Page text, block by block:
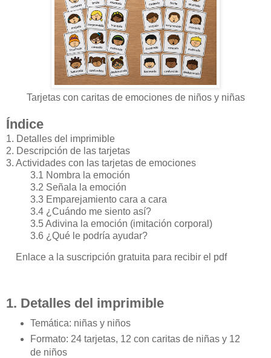
Tarjetas con caritas de emociones de niños y niñas
Índice
1. Detalles del imprimible
2. Descripción de las tarjetas
3. Actividades con las tarjetas de emociones
3.1 Nombra la emoción
3.2 Señala la emoción
3.3 Emparejamiento cara a cara
3.4 ¿Cuándo me siento así?
3.5 Adivina la emoción (imitación corporal)
3.6 ¿Qué le podría ayudar?
Enlace a la suscripción gratuita para recibir el pdf
1. Detalles del imprimible
Temática: niñas y niños
Formato: 24 tarjetas, 12 con caritas de niñas y 12
de niños